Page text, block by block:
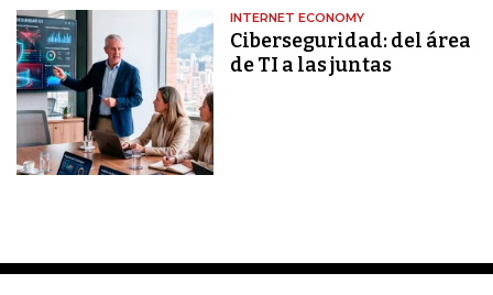
INTERNET ECONOMY
Ciberseguridad: del área
de TI a las juntas